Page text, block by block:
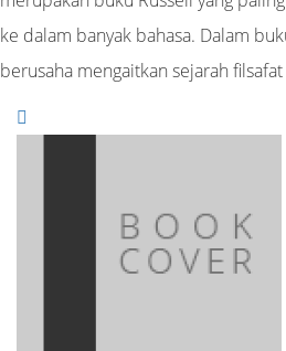
ke dalam banyak bahasa. Dalam
berusaha mengaitkan sejarah